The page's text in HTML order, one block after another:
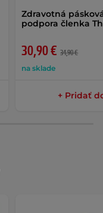
Zdravotná
podpora členka
30,90 € 34,90 €
na sklade
+ Pridať